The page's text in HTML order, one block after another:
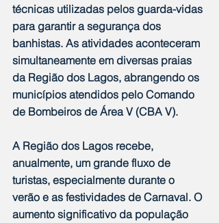
técnicas utilizadas pelos guarda-vidas
para garantir a segurança dos
banhistas. As atividades aconteceram
simultaneamente em diversas praias
da Região dos Lagos, abrangendo os
municípios atendidos pelo Comando
de Bombeiros de Área V (CBA V).
A Região dos Lagos recebe,
anualmente, um grande fluxo de
turistas, especialmente durante o
verão e as festividades de Carnaval. O
aumento significativo da população